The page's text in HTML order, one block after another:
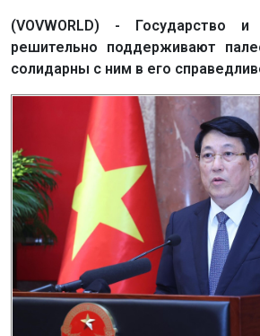
(VOVWORLD) - Государство
решительно поддерживают
солидарны с ним в его